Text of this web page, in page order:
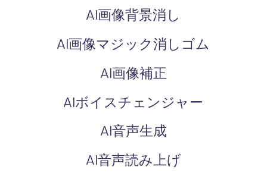
AI画像背景消し
AI画像マジック消しゴム
AI画像補正
AIボイスチェンジャー
AI音声生成
AI音声読み上げ